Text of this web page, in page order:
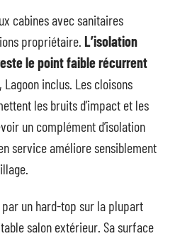
cabines avec sanitaires
propriétaire. L’isolation
le point faible récurrent
, Lagoon inclus. Les cloisons
les bruits d’impact et les
un complément d’isolation
service améliore sensiblement
un hard-top sur la plupart
salon extérieur. Sa surface